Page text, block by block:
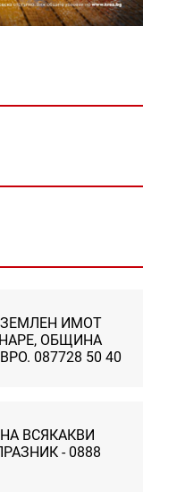
ИМОТ
ОБЩИНА
087728 50 40
ВСЯКАКВИ
- 0888